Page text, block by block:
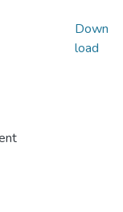
Down
load